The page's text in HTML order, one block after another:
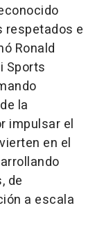
respetados e
Ronald
Sports
la
impulsar el
en el
de
a escala